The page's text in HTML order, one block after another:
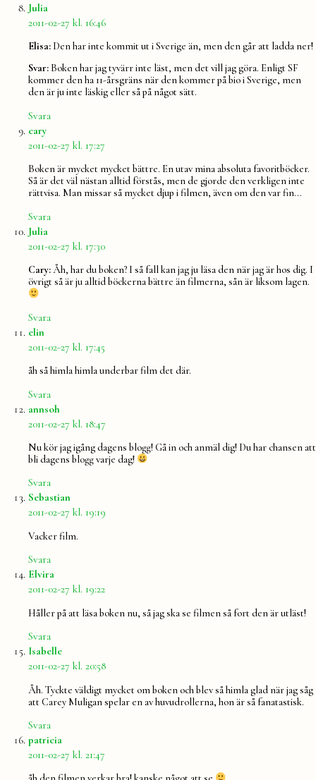
Julia
2011-02-27 kl. 16:46
Elisa: Den har inte kommit ut i Sverige än, men den går att ladda ner!
Svar: Boken har jag tyvärr inte läst, men det vill jag göra. Enligt SF
kommer den ha 11-årsgräns när den kommer på bio i Sverige, men
den är ju inte läskig eller så på något sätt.
Svara
carysäger:
2011-02-27 kl. 17:27
Boken är mycket mycket bättre. En utav mina absoluta favoritböcker.
Så är det väl nästan alltid förstås, men de gjorde den verkligen inte
rättvisa. Man missar så mycket djup i filmen, även om den var fin…
Svara
Julia
2011-02-27 kl. 17:30
Cary:Åh, har du boken? I så fall kan jag ju läsa den när jag är hos dig. I
övrigt så är ju alltid böckerna bättre än filmerna, sån är liksom lagen.
Svara
elin
2011-02-27 kl. 17:45
åh så himla himla underbar film det där.
Svara
annsoh
2011-02-27 kl. 18:47
Nu kör jag igång dagens blogg! Gå in och anmäl dig! Du har chansen att
bli dagens blogg varje dag!
Svara
Sebastian
2011-02-27 kl. 19:19
Vacker film.
Svara
Elvira
2011-02-27 kl. 19:22
Håller på att läsa boken nu, så jag ska se filmen så fort den är utläst!
Svara
Isabellesäger:
2011-02-27 kl. 20:58
Åh. Tyckte väldigt mycket om boken och blev så himla glad när jag såg
att Carey Muligan spelar en av huvudrollerna, hon är så fanatastisk.
Svara
patricia
2011-02-27 kl. 21:47